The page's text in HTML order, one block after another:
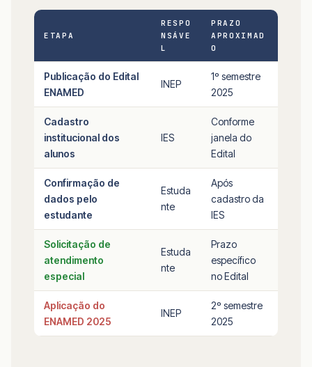
ETAPA
RESPO
NSÁVE
L
PRAZO
APROXIMAD
O
Publicação do Edital
ENAMED
INEP
1º semestre
2025
Cadastro
institucional dos
alunos
IES
Conforme
janela do
Edital
Confirmação de
dados pelo
estudante
Estuda
nte
Após
cadastro da
IES
Solicitação de
atendimento
especial
Estuda
nte
Prazo
específico
no Edital
Aplicação do
ENAMED 2025
INEP
2º semestre
2025